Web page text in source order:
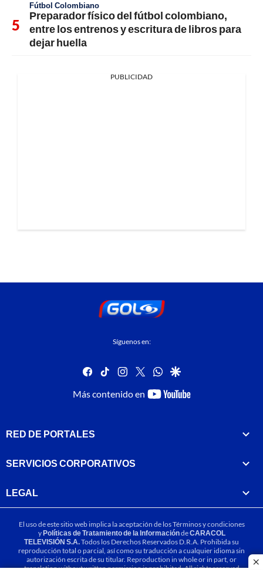
Fútbol Colombiano
Preparador físico del fútbol colombiano,
entre los entrenos y escritura de libros para
dejar huella
PUBLICIDAD
Síguenos en:
facebook
tiktok instagram
twitterwhatsapp
google
Más contenido en
youtube-
RED DE PORTALES
SERVICIOS CORPORATIVOS
LEGAL
El uso de este sitio web implica la aceptación de losTérminos y condiciones
yPolíticas de Tratamiento de la InformacióndeCARACOL
TELEVISIÓN S.A.Todos los Derechos Reservados D.R.A. Prohibida su
reproducción total o parcial, así como su traducción a cualquier idioma sin
autorización escrita de su titular. Reproduction in whole or in part, or
translation without written permission is prohibited. All rights reserved